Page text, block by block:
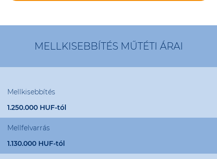
MELLKISEBBÍTÉS MŰTÉTI ÁRAI
Mellkisebbítés
1.250.000 HUF-tól
Mellfelvarrás
1.130.000 HUF-tól